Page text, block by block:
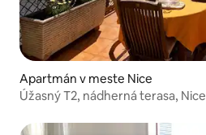
Apartmán v meste Nice
Úžasný T2, nádherná terasa,